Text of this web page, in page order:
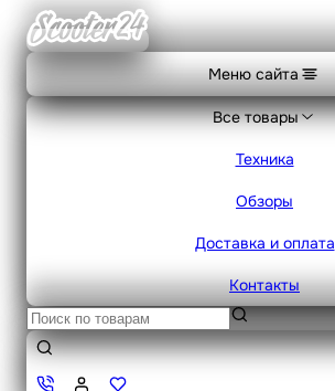
Меню сайта
Все товары
Техника
Обзоры
Доставка и оплата
Контакты